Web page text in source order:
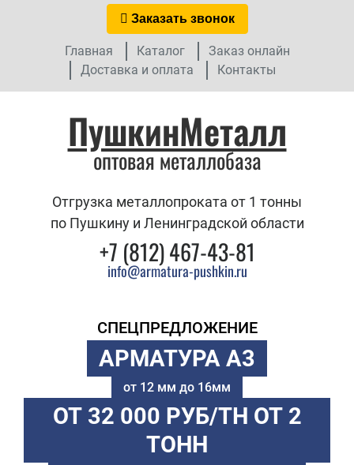
Заказать звонок
Главная Каталог
Заказ онлайн
Доставка и оплата
Контакты
ПушкинМеталл
оптовая металлобаза
Отгрузка металлопроката от 1 тонны
по Пушкину и Ленинградской области
+7 (812) 467-43-81
info@armatura-pushkin.ru
СПЕЦПРЕДЛОЖЕНИЕ
АРМАТУРА А3
от 12 мм до 16мм
ОТ 32 000 РУБ/ТН ОТ 2
ТОНН